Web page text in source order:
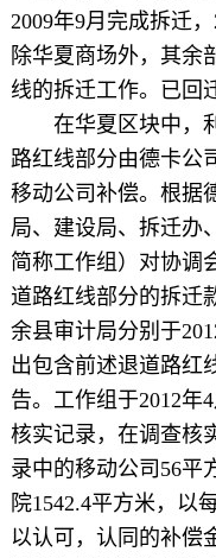
2009年9月完成拆迁
除华夏商场外，其余
线的拆迁工作。已回
在华夏区块中，利
路红线部分由德卡公
移动公司补偿。根据
局、建设局、拆迁办
简称工作组）对协调
道路红线部分的拆迁
余县审计局分别于
出包含前述退道路红
告。工作组于2012年
核实记录，在调查核
录中的移动公司56平
院1542.4平方米，以
以认可，认同的补偿